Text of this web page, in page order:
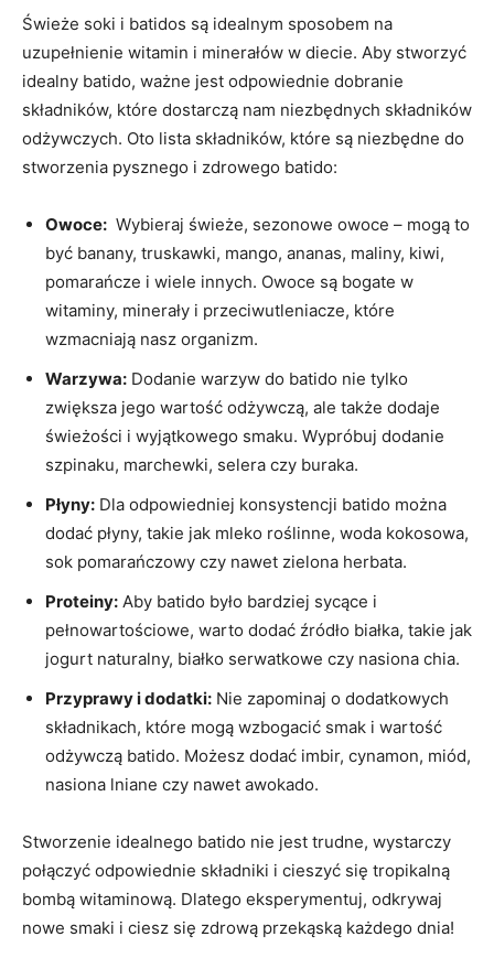
Świeże ​soki i batidos są idealnym sposobem na
uzupełnienie ‍witamin‍ i minerałów w diecie. Aby stworzyć
idealny batido, ważne jest odpowiednie dobranie
składników, które dostarczą ⁤nam niezbędnych składników
odżywczych. ‍Oto lista⁢ składników, które są niezbędne do
stworzenia pysznego i zdrowego batido:
Owoce: ⁢ Wybieraj świeże, sezonowe owoce – mogą⁤ to
być banany, truskawki, mango,⁣ ananas, maliny, kiwi,
pomarańcze i ⁣wiele ⁤innych. Owoce⁤ są bogate w
witaminy, minerały i przeciwutleniacze, które‍
wzmacniają nasz organizm.
Warzywa: Dodanie warzyw do batido nie tylko
‍zwiększa jego wartość odżywczą, ale także‍ dodaje
⁢świeżości i wyjątkowego smaku. Wypróbuj dodanie
szpinaku, marchewki, selera czy buraka.
Płyny: Dla ⁣odpowiedniej konsystencji batido ‍można‍
dodać płyny, takie jak mleko roślinne, ⁤woda kokosowa,
sok pomarańczowy czy ⁣nawet zielona herbata.
Proteiny: Aby batido było bardziej sycące i
pełnowartościowe,‌ warto dodać ⁢źródło białka, ‍takie ​jak
‍jogurt naturalny, białko serwatkowe czy nasiona chia.
Przyprawy i dodatki: Nie zapominaj‌ o dodatkowych
składnikach, które mogą ⁤wzbogacić smak i wartość
odżywczą batido. Możesz dodać imbir, cynamon, ‍miód,
nasiona lniane czy‌ nawet awokado.
Stworzenie idealnego batido nie jest ⁢trudne, wystarczy
połączyć odpowiednie składniki i cieszyć się tropikalną
bombą witaminową. ⁤Dlatego eksperymentuj, odkrywaj
nowe smaki i ciesz się zdrową przekąską ‍każdego dnia!